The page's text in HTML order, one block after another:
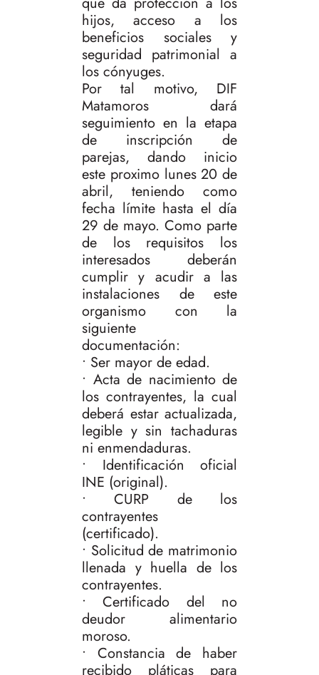
hijos, acceso a los
beneficios sociales y
seguridad patrimonial a
los cónyuges.
Por tal motivo, DIF
Matamoros dará
seguimiento en la etapa
de inscripción de
parejas, dando inicio
este proximo lunes 20 de
abril, teniendo como
fecha límite hasta el día
29 de mayo. Como parte
de los requisitos los
interesados deberán
cumplir y acudir a las
instalaciones de este
organismo con la
siguiente
documentación:
• Ser mayor de edad.
• Acta de nacimiento de
los contrayentes, la cual
deberá estar actualizada,
legible y sin tachaduras
ni enmendaduras.
• Identificación oficial
INE (original).
• CURP de los
contrayentes
(certificado).
• Solicitud de matrimonio
llenada y huella de los
contrayentes.
• Certificado del no
deudor alimentario
moroso.
• Constancia de haber
recibido pláticas para